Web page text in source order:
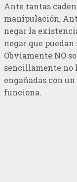
Ante tantas
manipulación,
negar la
negar que
Obviamente NO
sencillamente no
engañadas con
funciona.